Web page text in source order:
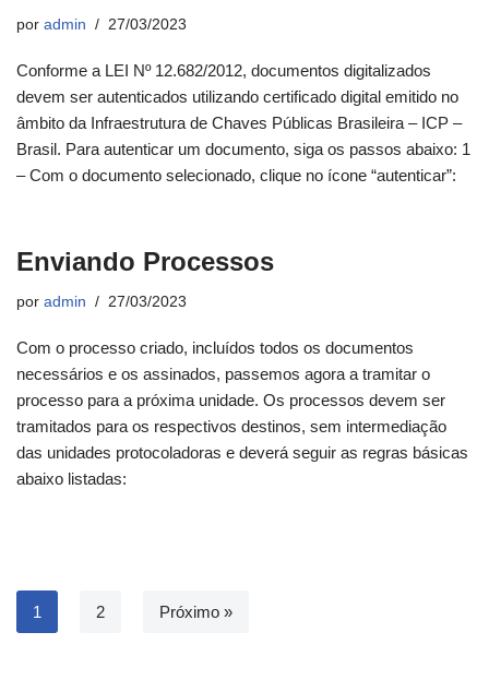
por admin 27/03/2023
Conforme a LEI Nº 12.682/2012, documentos digitalizados
devem ser autenticados utilizando certificado digital emitido no
âmbito da Infraestrutura de Chaves Públicas Brasileira – ICP –
Brasil. Para autenticar um documento, siga os passos abaixo: 1
– Com o documento selecionado, clique no ícone “autenticar”:
Enviando Processos
por admin 27/03/2023
Com o processo criado, incluídos todos os documentos
necessários e os assinados, passemos agora a tramitar o
processo para a próxima unidade. Os processos devem ser
tramitados para os respectivos destinos, sem intermediação
das unidades protocoladoras e deverá seguir as regras básicas
abaixo listadas:
1 2 Próximo »